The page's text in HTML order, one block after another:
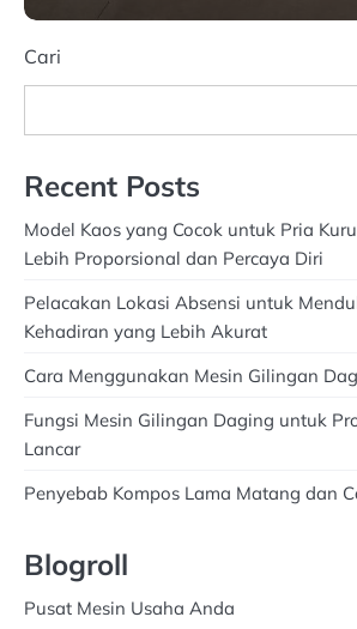
Maret 17, 2025
Cari
Recent Posts
Model Kaos yang Cocok untuk Pria
Lebih Proporsional dan Percaya Diri
Pelacakan Lokasi Absensi untuk
Kehadiran yang Lebih Akurat
Cara Menggunakan Mesin Gilingan
Fungsi Mesin Gilingan Daging untuk
Lancar
Penyebab Kompos Lama Matang dan
Blogroll
Pusat Mesin Usaha Anda